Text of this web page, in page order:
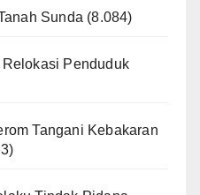
Sunda (8.084)
Penduduk
Tangani Kebakaran